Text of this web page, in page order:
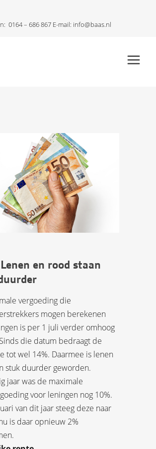
0164 – 686 867 E-mail: info@baas.nl
Lenen en rood staan
vergoeding die
mogen berekenen
is per 1 juli verder omhoog
die datum bedraagt de
tot wel 14%. Daarmee is lenen
stuk duurder geworden.
jaar was de maximale
voor leningen nog 10%.
van dit jaar steeg deze naar
is daar opnieuw 2%